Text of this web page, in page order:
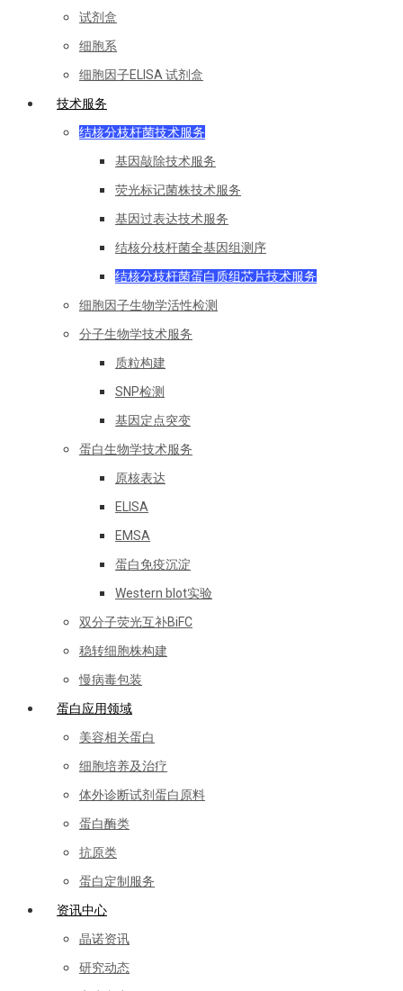
试剂盒
细胞系
细胞因子ELISA 试剂盒
技术服务
结核分枝杆菌技术服务
基因敲除技术服务
荧光标记菌株技术服务
基因过表达技术服务
结核分枝杆菌全基因组测序
结核分枝杆菌蛋白质组芯片技术服务
细胞因子生物学活性检测
分子生物学技术服务
质粒构建
SNP检测
基因定点突变
蛋白生物学技术服务
原核表达
ELISA
EMSA
蛋白免疫沉淀
Western blot实验
双分子荧光互补BiFC
稳转细胞株构建
慢病毒包装
蛋白应用领域
美容相关蛋白
细胞培养及治疗
体外诊断试剂蛋白原料
蛋白酶类
抗原类
蛋白定制服务
资讯中心
晶诺资讯
研究动态